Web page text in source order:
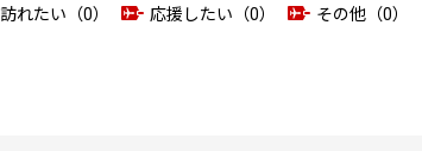
訪れたい（0）
応援したい（0） その他（0）